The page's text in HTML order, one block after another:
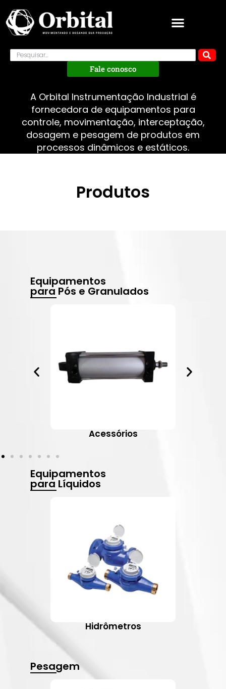
Fale conosco
A Orbital Instrumentação Industrial é
fornecedora de equipamentos para
controle, movimentação, interceptação,
dosagem e pesagem de produtos em
processos dinâmicos e estáticos.
Produtos
Equipamentos
para Pós e Granulados
Acessórios
Equipamentos
para Líquidos
Hidrômetros
Pesagem